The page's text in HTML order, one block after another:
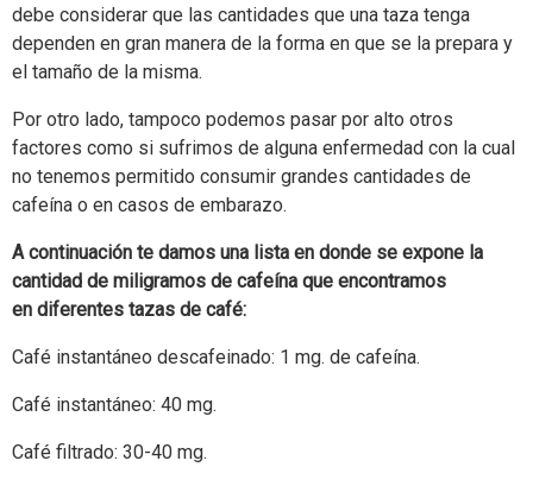
debe considerar que las cantidades que una taza tenga
dependen en gran manera de la forma en que se la prepara y
el tamaño de la misma.
Por otro lado, tampoco podemos pasar por alto otros
factores como si sufrimos de alguna enfermedad con la cual
no tenemos permitido consumir grandes cantidades de
cafeína o en casos de embarazo.
A continuación te damos una lista en donde se expone la
cantidad de miligramos de cafeína que encontramos
en diferentes tazas de café:
Café instantáneo descafeinado: 1 mg. de cafeína.
Café instantáneo: 40 mg.
Café filtrado: 30-40 mg.